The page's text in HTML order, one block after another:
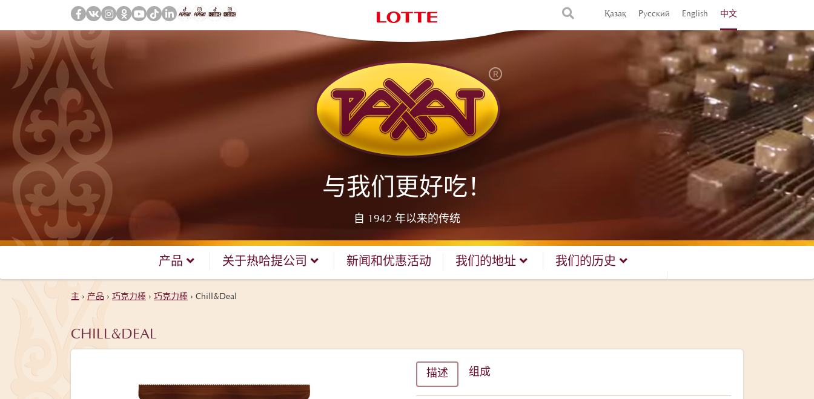
Қазақ Русский English 中文
与我们更好吃！
自 1942 年以来的传统
产品 关于热哈提公司 新闻和优惠活动 我们的地址 我们的历史
主 › 产品 › 巧克力棒 › 巧克力棒 › Chill&Deal
CHILL&DEAL
描述 组成